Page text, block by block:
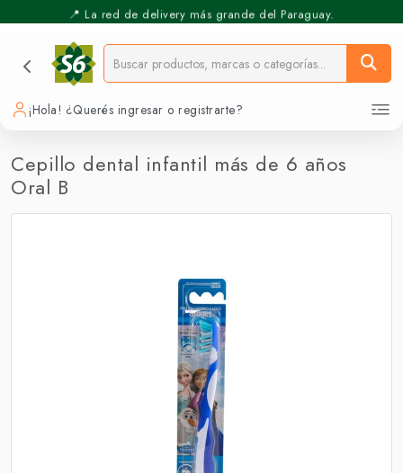
📍 La red de delivery más grande del Paraguay.
⚡️ Pickup Express - Retirás en 30 min.
¡Hola! ¿Querés ingresar o registrarte?
Cepillo dental infantil más de 6 años
Oral B